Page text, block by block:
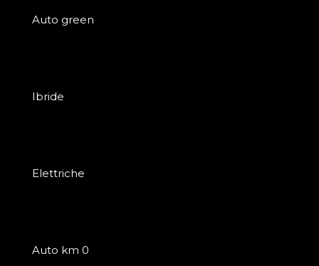
Auto green
Ibride
Elettriche
Auto km 0